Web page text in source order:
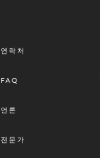
연락처
FAQ
언론
전문가